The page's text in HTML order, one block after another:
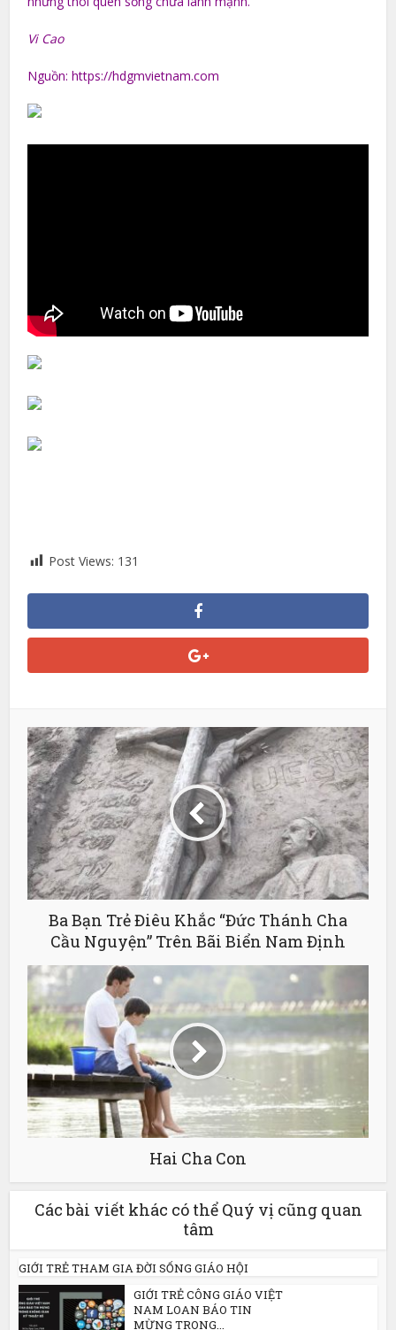
Vi Cao
Nguồn: https://hdgmvietnam.com
Post Views: 131
Ba Bạn Trẻ Điêu Khắc “Đức Thánh Cha
Cầu Nguyện” Trên Bãi Biển Nam Định
Hai Cha Con
Các bài viết khác có thể Quý vị cũng quan
tâm
GIỚI TRẺ THAM GIA ĐỜI SỐNG GIÁO HỘI
GIỚI TRẺ CÔNG GIÁO VIỆT
NAM LOAN BÁO TIN
MỪNG TRONG...